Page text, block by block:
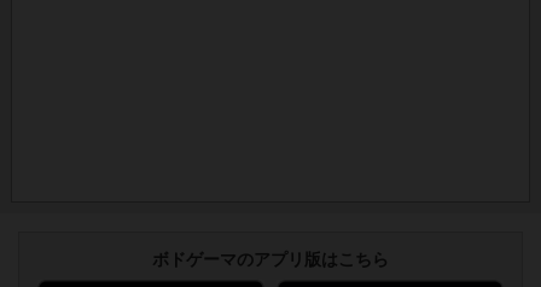
ボドゲーマのアプリ版はこちら